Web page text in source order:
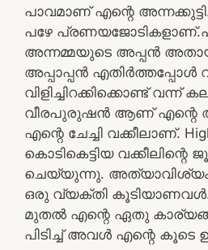
പാവമാണ് എന്റെ
പഴേ
അന്നമ്മയുടെ അപ്പൻ
അപ്പാപ്പൻ എതിർത്തപ്പോൾ
വിളിച്ചിറക്കിക്കൊണ്ട് വന്ന്
വീരപുരുഷൻ ആണ് എന്റെ
എന്റെ ചേച്ചി വക്കീലാണ്.
കൊടികെട്ടിയ വക്കീലിന്റെ
ചെയ്യുന്നു. അത്യാവിശ്യം
ഒരു വ്യക്തി കൂടിയാണവൾ.
മുതൽ എന്റെ ഏതു
പിടിച്ച് അവൾ എന്റെ കൂടെ